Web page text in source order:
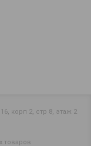
корп 2, стр 8, этаж 2
товаров